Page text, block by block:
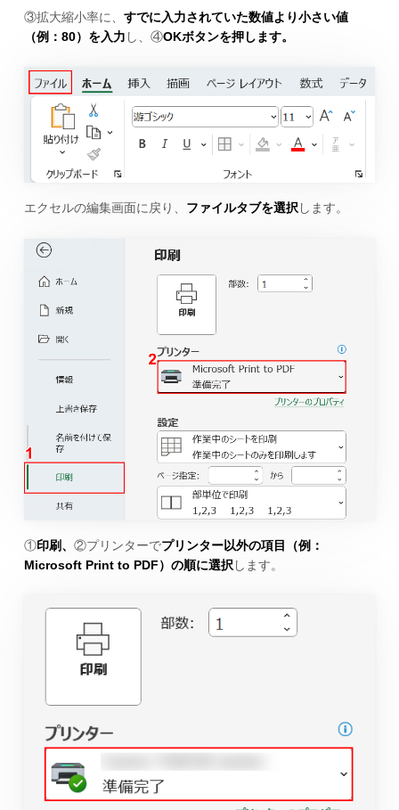
③拡大縮小率に、 すでに入力されていた数値より小さい値
（例：80）を入力 し、④OKボタンを押します。
エクセルの編集画面に戻り、 ファイルタブを選択します。
①印刷、 ②プリンターでプリンター以外の項目（例：
Microsoft Print to PDF）の順に選択 します。